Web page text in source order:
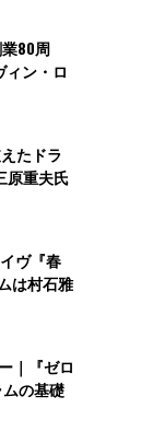
80周
ィン・ロ
たドラ
原重夫氏
ヴ『春
は村石雅
｜『ゼロ
の基礎